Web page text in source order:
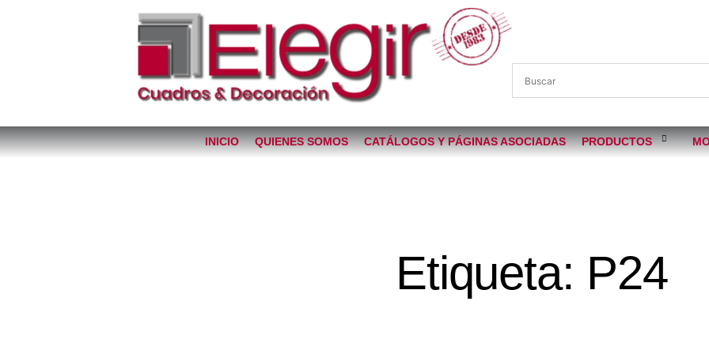
INICIO QUIENES SOMOS CATÁLOGOS Y PÁGINAS ASOCIADAS PRODUCTOS
Etiqueta: P24